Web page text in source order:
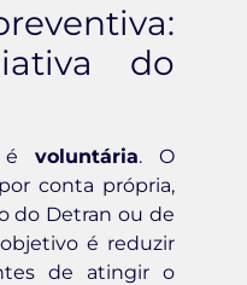
do
é voluntária. O
conta própria,
do Detran ou de
é reduzir
de atingir o